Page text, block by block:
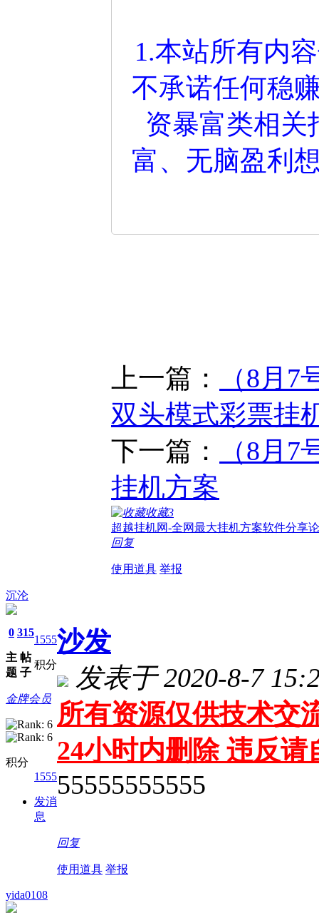
1.本站所有内
不承诺任何稳
资暴富类相关
富、无脑盈利
上一篇：
（8月
双头模式彩票挂
下一篇：
（8月
挂机方案
收藏3
超越挂机网-全网最大挂机方案软件分享
回复
使用道具 举报
沉沦
0
主
题
315
帖
子
1555
积分
金牌会员
积分
1555
发消
息
沙发
发表于 2020-8-7
所有资源仅供技术交
24小时内删除 违反
55555555555
回复
使用道具 举报
yida0108